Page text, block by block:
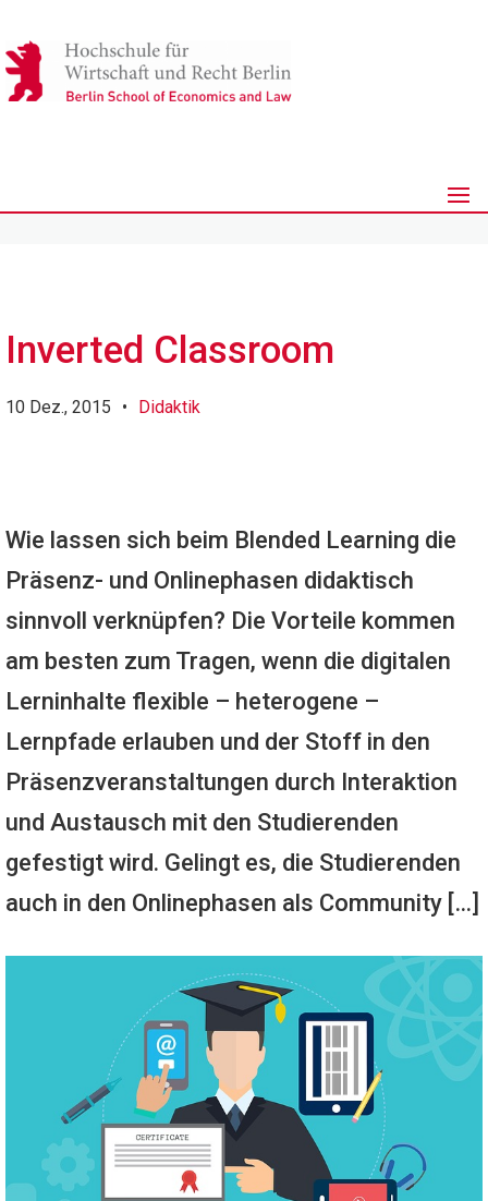
Inverted Classroom
10 Dez., 2015 • Didaktik
Wie lassen sich beim Blended Learning die
Präsenz- und Onlinephasen didaktisch
sinnvoll verknüpfen? Die Vorteile kommen
am besten zum Tragen, wenn die digitalen
Lerninhalte flexible – heterogene –
Lernpfade erlauben und der Stoff in den
Präsenzveranstaltungen durch Interaktion
und Austausch mit den Studierenden
gefestigt wird. Gelingt es, die Studierenden
auch in den Onlinephasen als Community […]